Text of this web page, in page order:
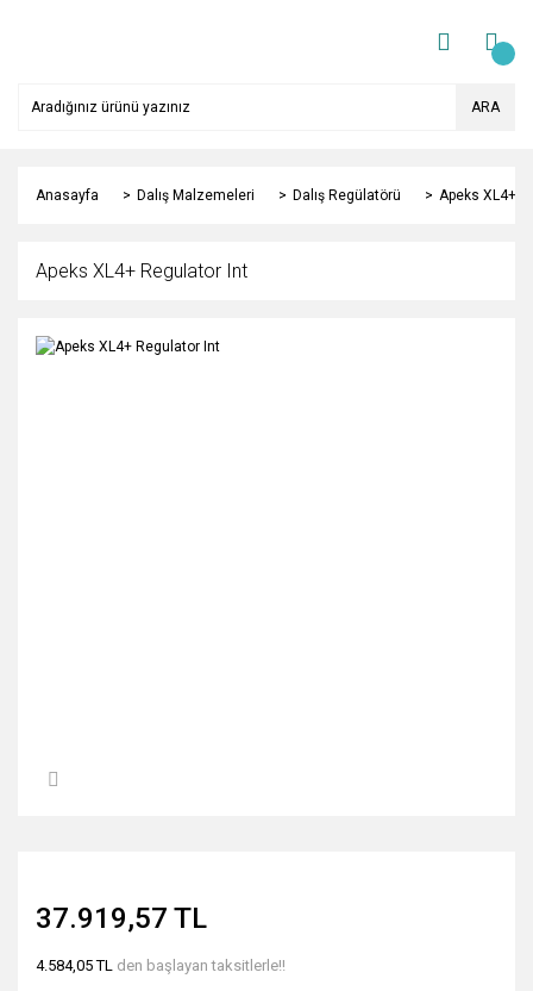
ARA
Anasayfa Dalış Malzemeleri Dalış Regülatörü Apeks XL4+
Apeks XL4+ Regulator Int
37.919,57 TL
4.584,05 TL den başlayan taksitlerle!!